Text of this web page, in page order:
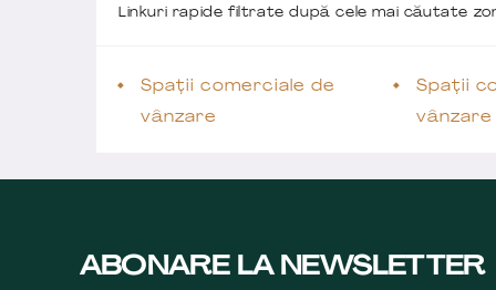
Linkuri rapide filtrate după cele mai căutate
Spații comerciale de
vânzare
Spații
vânzare
ABONARE LA NEWSLETTER